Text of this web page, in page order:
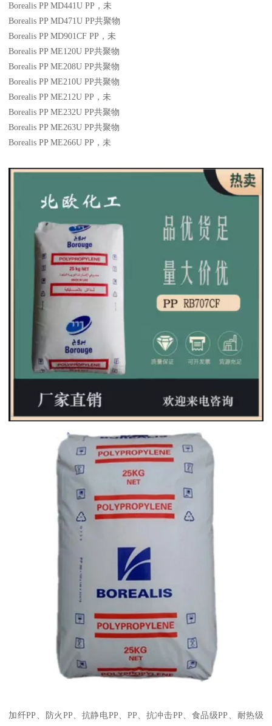
Borealis PP MD441U PP ，未
Borealis PP MD471U PP共聚物
Borealis PP MD901CF PP ，未
Borealis PP ME120U PP共聚物
Borealis PP ME208U PP共聚物
Borealis PP ME210U PP共聚物
Borealis PP ME212U PP ，未
Borealis PP ME232U PP共聚物
Borealis PP ME263U PP共聚物
Borealis PP ME266U PP ，未
加纤PP 、防火 PP 、抗静电PP PP 、抗冲击PP 、食品级PP 、耐热级